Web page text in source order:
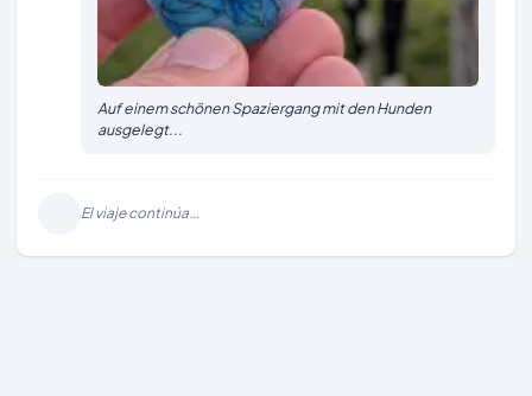
Auf einem schönen Spaziergang mit den Hunden
ausgelegt...
El viaje continúa...